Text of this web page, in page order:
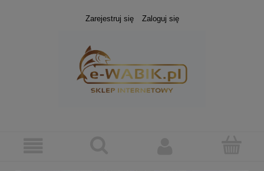
Zarejestruj się Zaloguj się